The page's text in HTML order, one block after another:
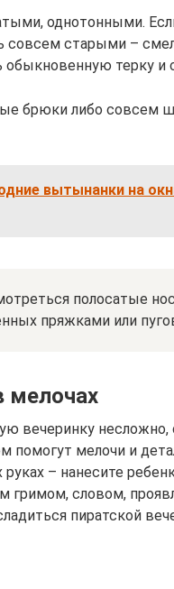
однотонными.
совсем старыми –
терку и
брюки либо совсем
вытынанки на
полосатые
пряжками или
мелочах
вечеринку
помогут мелочи и
– нанесите
гримом, словом,
пиратской